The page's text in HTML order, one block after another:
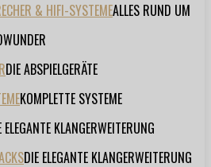
& HIFI-SYSTEMEALLES RUND UM
DIE ABSPIELGERÄTE
KOMPLETTE SYSTEME
ELEGANTE KLANGERWEITERUNG
DIE ELEGANTE KLANGERWEITERUNG